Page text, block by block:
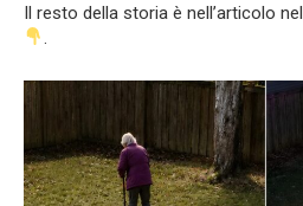
Il resto della storia è nell’articolo
.